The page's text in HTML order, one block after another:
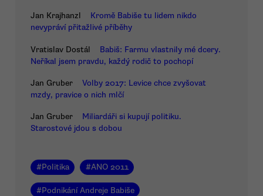
Jan Krajhanzl
Kromě Babiše tu lidem nikdo
nevypráví přitažlivé příběhy
Vratislav Dostál
Babiš: Farmu vlastnily mé dcery.
Neříkal jsem pravdu, každý rodič to pochopí
Jan Gruber
Volby 2017: Levice chce zvyšovat
mzdy, pravice o nich mlčí
Jan Gruber
Miliardáři si kupují politiku.
Starostové jdou s dobou
#Politika #ANO 2011
#Podnikání Andreje Babiše